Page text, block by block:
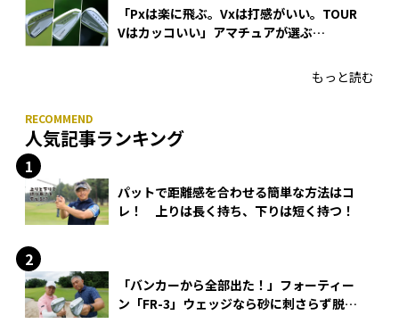
「Pxは楽に飛ぶ。Vxは打感がいい。TOUR
Vはカッコいい」アマチュアが選ぶ
もっと読む
人気記事ランキング
パットで距離感を合わせる簡単な方法はコ
レ！ 上りは長く持ち、下りは短く持つ！
「バンカーから全部出た！」フォーティー
ン「FR-3」ウェッジなら砂に刺さらず脱出